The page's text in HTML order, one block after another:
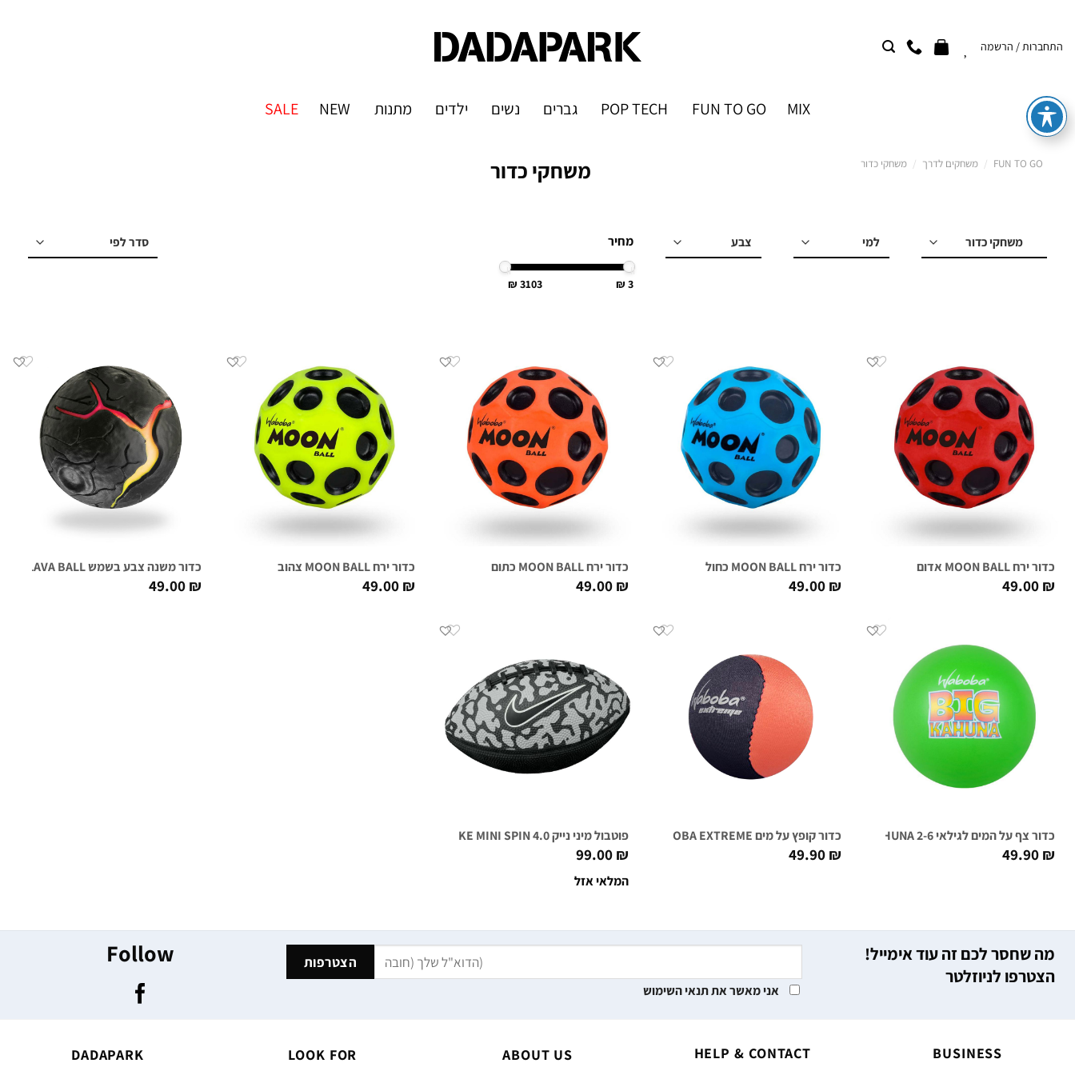
content
התחברות / הרשמה
MIX
FUN TO GO
POP TECH גברים נשים ילדים מתנות NEW
SALE
משחקי כדור FUN TO GO
/ משחקים לדרך / משחקי כדור
למי מחיר
3
3103
כדור ירח MOON BALL אדום
49.00 ₪
כדור ירח MOON BALL כחול
49.00 ₪
כדור ירח MOON BALL כתום
49.00 ₪
כדור ירח MOON BALL צהוב
49.00 ₪
כדור משנה צבע בשמש LAVA BALL
49.00 ₪
כדור צף על המים לגילאי 2-6 WABOBA BIG KAHUNA
49.90 ₪
כדור קופץ על מים WABOBA EXTREME
49.90 ₪
פוטבול מיני נייק NIKE MINI SPIN 4.0 אפור/שחור/לבן
99.00 ₪
המלאי אזל
מה שחסר לכם זה עוד אימייל!
הצטרפו לניוזלטר
אני מאשר את תנאי השימוש
Follow
BUSINESS
HELP & CONTACT
ABOUT US
LOOK FOR
DADAPARK